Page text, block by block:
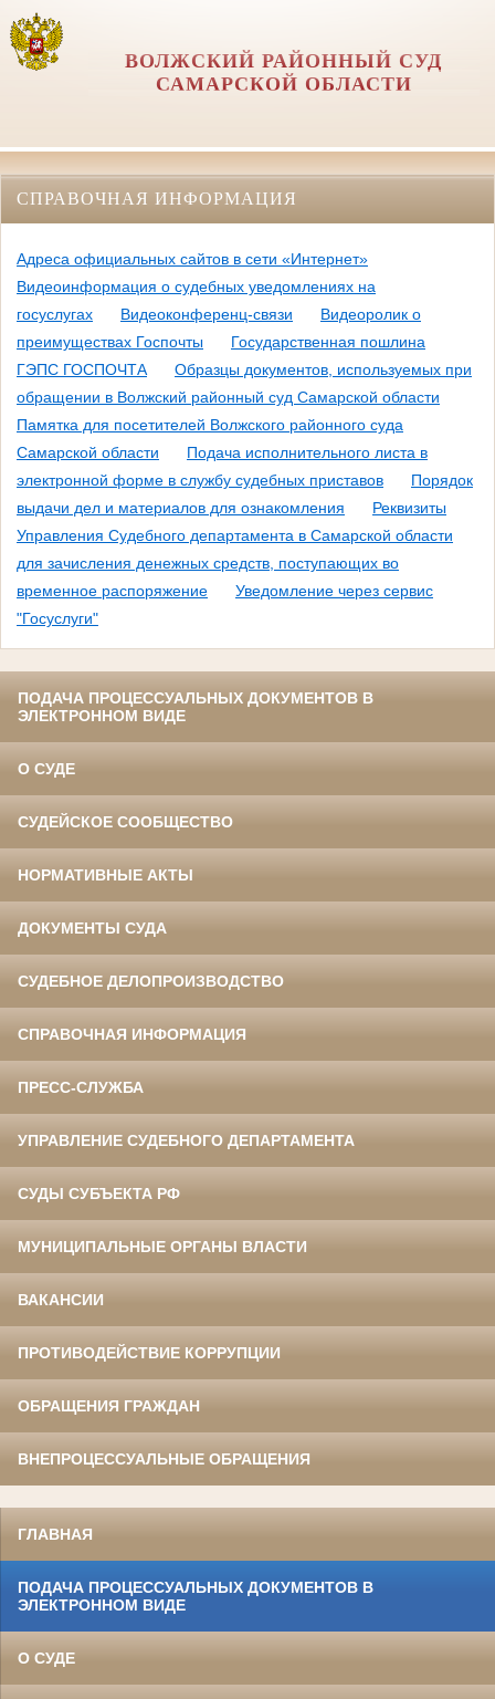
ВОЛЖСКИЙ РАЙОННЫЙ СУД
САМАРСКОЙ ОБЛАСТИ
СПРАВОЧНАЯ ИНФОРМАЦИЯ
Адреса официальных сайтов в сети «Интернет»
Видеоинформация о судебных уведомлениях на
госуслугах
Видеоконференц-связи
Видеоролик о
преимуществах Госпочты
Государственная пошлина
ГЭПС ГОСПОЧТА
Образцы документов, используемых при
обращении в Волжский районный суд Самарской области
Памятка для посетителей Волжского районного суда
Самарской области
Подача исполнительного листа в
электронной форме в службу судебных приставов
Порядок
выдачи дел и материалов для ознакомления
Реквизиты
Управления Судебного департамента в Самарской области
для зачисления денежных средств, поступающих во
временное распоряжение
Уведомление через сервис
"Госуслуги"
ПОДАЧА ПРОЦЕССУАЛЬНЫХ ДОКУМЕНТОВ В
ЭЛЕКТРОННОМ ВИДЕ
О СУДЕ
СУДЕЙСКОЕ СООБЩЕСТВО
НОРМАТИВНЫЕ АКТЫ
ДОКУМЕНТЫ СУДА
СУДЕБНОЕ ДЕЛОПРОИЗВОДСТВО
СПРАВОЧНАЯ ИНФОРМАЦИЯ
ПРЕСС-СЛУЖБА
УПРАВЛЕНИЕ СУДЕБНОГО ДЕПАРТАМЕНТА
СУДЫ СУБЪЕКТА РФ
МУНИЦИПАЛЬНЫЕ ОРГАНЫ ВЛАСТИ
ВАКАНСИИ
ПРОТИВОДЕЙСТВИЕ КОРРУПЦИИ
ОБРАЩЕНИЯ ГРАЖДАН
ВНЕПРОЦЕССУАЛЬНЫЕ ОБРАЩЕНИЯ
ГЛАВНАЯ
ПОДАЧА ПРОЦЕССУАЛЬНЫХ ДОКУМЕНТОВ В
ЭЛЕКТРОННОМ ВИДЕ
О СУДЕ